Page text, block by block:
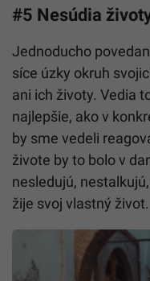
#5 Nesúdia
Jednoducho
síce úzky okruh
ani ich životy. Vedia
najlepšie, ako v
by sme vedeli
živote by to bolo v
nesledujú,
žije svoj vlastný život.